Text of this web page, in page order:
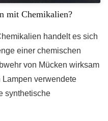
mit Chemikalien?
handelt es sich
einer chemischen
von Mücken wirksam
verwendete
synthetische